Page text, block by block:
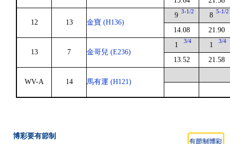
12 13 金寶 (H136)
9 3-1/2
14.08
8 5-1/2
21.90
13 7 金哥兒 (E236)
1 3/4
13.52
1 3/4
21.58
WV-A 14 馬有運 (H121)
博彩要有節制